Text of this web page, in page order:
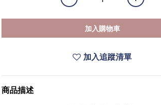
加入購物車
加入追蹤清單
商品描述